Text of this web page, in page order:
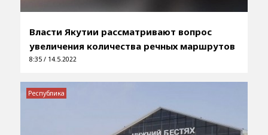
Власти Якутии рассматривают вопрос
увеличения количества речных маршрутов
8:35 / 14.5.2022
Республика